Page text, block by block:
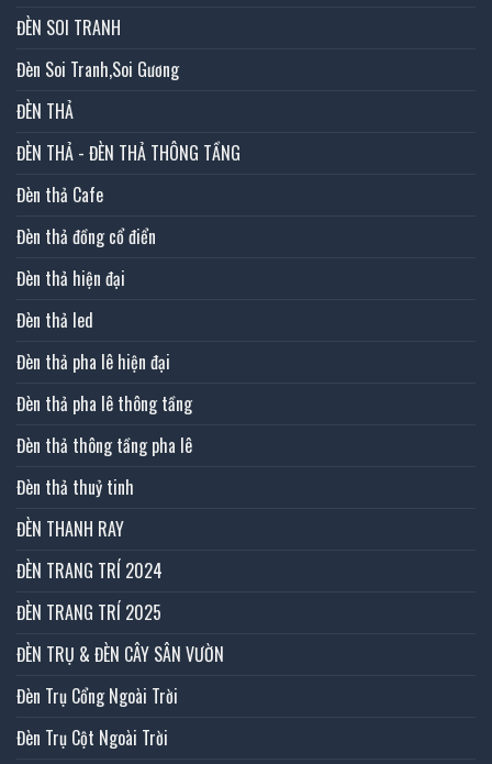
ĐÈN SOI TRANH
Đèn Soi Tranh,Soi Gương
ĐÈN THẢ
ĐÈN THẢ - ĐÈN THẢ THÔNG TẦNG
Đèn thả Cafe
Đèn thả đồng cổ điển
Đèn thả hiện đại
Đèn thả led
Đèn thả pha lê hiện đại
Đèn thả pha lê thông tầng
Đèn thả thông tầng pha lê
Đèn thả thuỷ tinh
ĐÈN THANH RAY
ĐÈN TRANG TRÍ 2024
ĐÈN TRANG TRÍ 2025
ĐÈN TRỤ & ĐÈN CÂY SÂN VƯỜN
Đèn Trụ Cổng Ngoài Trời
Đèn Trụ Cột Ngoài Trời